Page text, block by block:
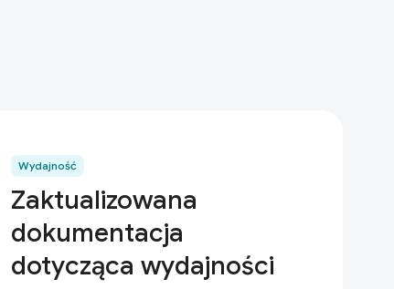
Wydajność
Zaktualizowana
dokumentacja
dotycząca wydajności